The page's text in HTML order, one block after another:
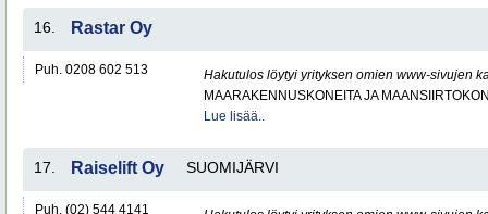
16. Rastar Oy
Puh. 0208 602 513
Hakutulos löytyi yrityksen omien www-sivujen
MAARAKENNUSKONEITA JA
Lue lisää..
17. Raiselift Oy SUOMIJÄRVI
Puh. (02) 544 4141